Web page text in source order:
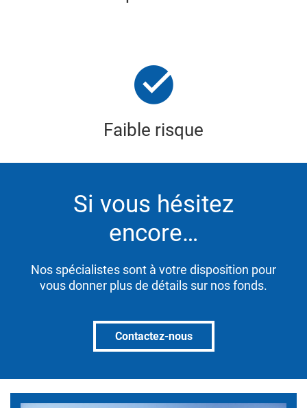
Faible risque
Si vous hésitez
encore…
Nos spécialistes sont à votre disposition pour
vous donner plus de détails sur nos fonds.
Contactez-nous